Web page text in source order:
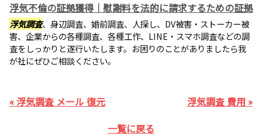
浮気不倫の証拠獲得｜慰謝料を法的に請求するための証拠
浮気調査、身辺調査、婚前調査、人探し、DV被害・ストーカー被
害、企業からの各種調査、各種工作、LINE・スマホ調査などの調
査をしっかりと遂行いたします。お困りのことがありましたら我
が社にぜひご相談ください。
« 浮気調査 メール 復元
浮気調査 費用 »
一覧に戻る